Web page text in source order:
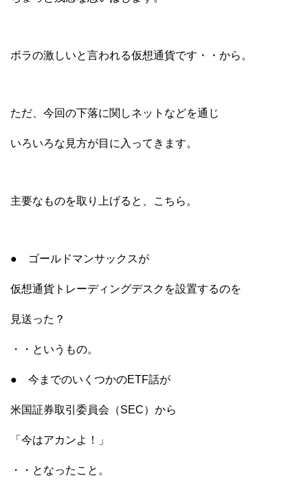
ボラの激しいと言われる仮想通貨です・・から。
ただ、今回の下落に関しネットなどを通じ
いろいろな見方が目に入ってきます。
主要なものを取り上げると、こちら。
● ゴールドマンサックスが
仮想通貨トレーディングデスクを設置するのを
見送った？
・・というもの。
● 今までのいくつかのETF話が
米国証券取引委員会（SEC）から
「今はアカンよ！」
・・となったこと。